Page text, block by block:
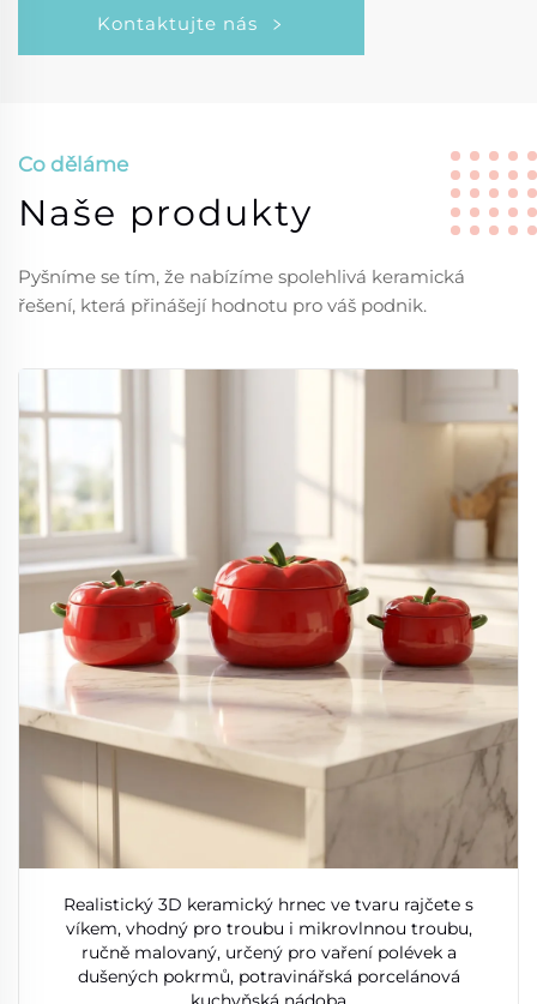
Kontaktujte nás
Co děláme
Naše produkty
Pyšníme se tím, že nabízíme spolehlivá keramická
řešení, která přinášejí hodnotu pro váš podnik.
Realistický 3D keramický hrnec ve tvaru rajčete s
víkem, vhodný pro troubu i mikrovlnnou troubu,
ručně malovaný, určený pro vaření polévek a
dušených pokrmů, potravinářská porcelánová